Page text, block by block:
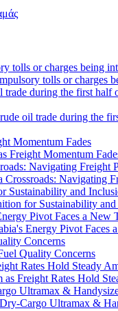
tolls or charges
oil trade during the
Freight Momentum
Navigating
for Sustainability
Energy Pivot Faces
Quality Concerns
Freight Rates Hold
Ultramax &